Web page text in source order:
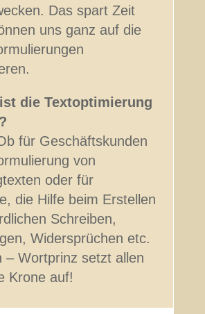
Das spart Zeit
uns ganz auf die
die Textoptimierung
für Geschäftskunden
von
oder für
die Hilfe beim Erstellen
Schreiben,
Widersprüchen etc.
– Wortprinz setzt allen
Krone auf!